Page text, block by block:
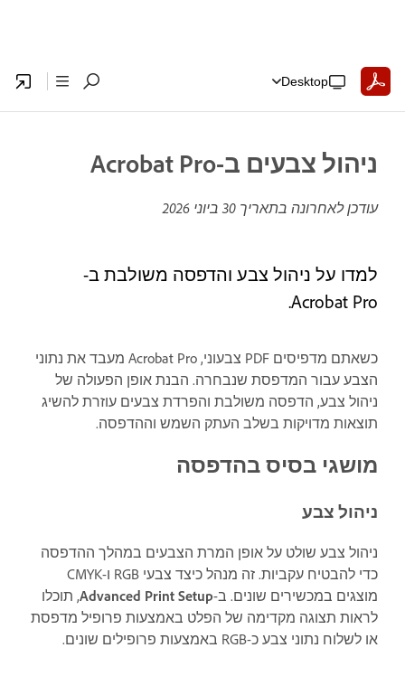
Desktop
ניהול צבעים ב-Acrobat Pro
עודכן לאחרונה בתאריך 30 ביוני 2026
למדו על ניהול צבע והדפסה משולבת ב-
Acrobat Pro.
כשאתם מדפיסים PDF צבעוני, Acrobat Pro מעבד את נתוני
הצבע עבור המדפסת שנבחרה. הבנת אופן הפעולה של
ניהול צבע, הדפסה משולבת והפרדת צבעים עוזרת להשיג
תוצאות מדויקות בשלב העתק השמש וההדפסה.
מושגי בסיס בהדפסה
ניהול צבע
ניהול צבע שולט על אופן המרת הצבעים במהלך ההדפסה
כדי להבטיח עקביות. זה מנהל כיצד צבעי RGB ו-CMYK
מוצגים במכשירים שונים. ב-Advanced Print Setup, תוכלו
לראות תצוגה מקדימה של הפלט באמצעות פרופיל מדפסת
או לשלוח נתוני צבע כ-RGB באמצעות פרופילים שונים.